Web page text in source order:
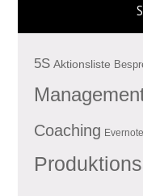
5S Aktionsliste
Coaching Evernote